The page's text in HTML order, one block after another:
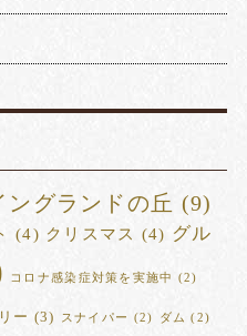
ングランドの丘 (9)
(4) クリスマス (4) グル
コロナ感染症対策を実施中 (2)
ー (3) スナイパー (2) ダム (2)